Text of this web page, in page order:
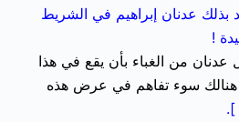
بذلك عدنان إبراهيم في الشريط
عدنان من الغباء بأن يقع في هذا
هنالك سوء تفاهم في عرض هذه
].